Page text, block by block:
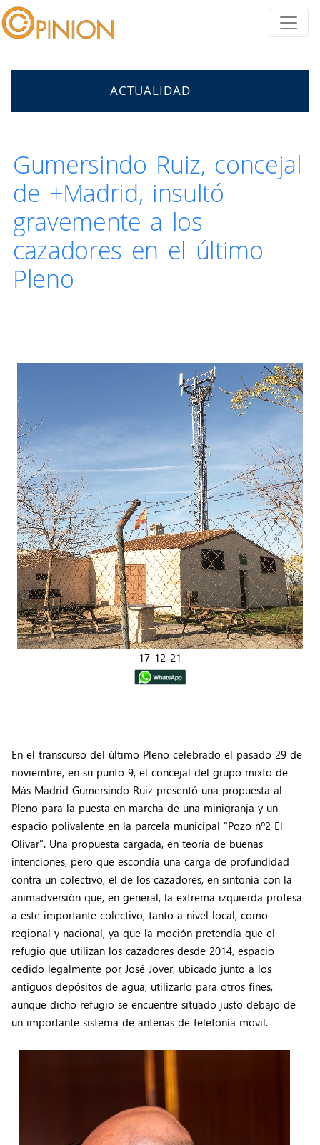
ACTUALIDAD
Gumersindo Ruiz, concejal
de +Madrid, insultó
gravemente a los
cazadores en el último
Pleno
17-12-21
En el transcurso del último Pleno celebrado el pasado 29 de
noviembre, en su punto 9, el concejal del grupo mixto de
Más Madrid Gumersindo Ruiz presentó una propuesta al
Pleno para la puesta en marcha de una minigranja y un
espacio polivalente en la parcela municipal "Pozo nº2 El
Olivar". Una propuesta cargada, en teoría de buenas
intenciones, pero que escondía una carga de profundidad
contra un colectivo, el de los cazadores, en sintonía con la
animadversión que, en general, la extrema izquierda profesa
a este importante colectivo, tanto a nivel local, como
regional y nacional, ya que la moción pretendía que el
refugio que utilizan los cazadores desde 2014, espacio
cedido legalmente por José Jover, ubicado junto a los
antiguos depósitos de agua, utilizarlo para otros fines,
aunque dicho refugio se encuentre situado justo debajo de
un importante sistema de antenas de telefonía movil.